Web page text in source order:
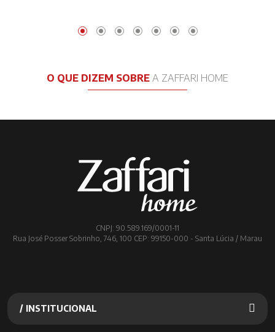
O QUE DIZEM SOBRE A ZAFFARI HOME
CNPJ: 90.589.169/0001-11
Rua José Posser Sobrinho, 746, 100 CEP: 99150-000 - Santa Lúcia / Marau
/ INSTITUCIONAL